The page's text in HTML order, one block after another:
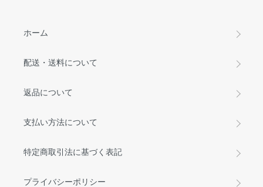
ホーム
配送・送料について
返品について
支払い方法について
特定商取引法に基づく表記
プライバシーポリシー